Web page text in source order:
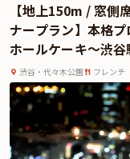
そして食後は、プロポー
ズ。非日常的な雰囲気がプ
です。
さらに、ご希望のメッセー
東京夜景クルーズなど、数
ズを演出します。
専属プランナーがプロポー
サポートするので、大成功
【地上150m / 窓
ナープラン】本格
ホールケーキ〜渋
テル最上階
渋谷・代々木公園 フレンチ